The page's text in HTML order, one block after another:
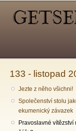
133 - listopad
Jezte z něho všichni!
Společenství stolu
ekumenický závazek
Pravoslavné vítězství